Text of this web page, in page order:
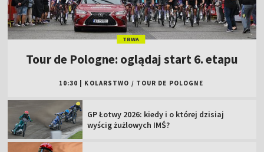
TRWA
Tour de Pologne: oglądaj start 6. etapu
10:30 KOLARSTWO / TOUR DE POLOGNE
GP Łotwy 2026: kiedy i o której dzisiaj
wyścig żużlowych IMŚ?